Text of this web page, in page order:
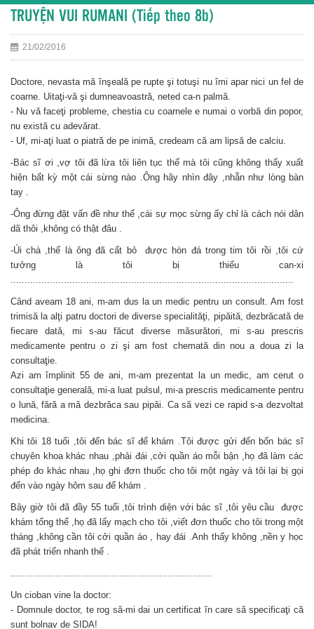
TRUYỆN VUI RUMANI (Tiếp theo 8b)
21/02/2016
Doctore, nevasta mă înşeală pe rupte şi totuşi nu îmi apar nici un fel de
coarne. Uitaţi-vă şi dumneavoastră, neted ca-n palmă.
- Nu vă faceţi probleme, chestia cu coarnele e numai o vorbă din popor,
nu există cu adevărat.
- Uf, mi-aţi luat o piatră de pe inimă, credeam că am lipsă de calciu.
-Bác sĩ ơi ,vợ tôi đã lừa tôi liên tục thế mà tôi cũng không thấy xuất
hiện bất kỳ một cái sừng nào .Ông hãy nhìn đây ,nhẵn như lòng bàn
tay .
-Ông đừng đặt vấn đề như thế ,cái sự mọc sừng ấy chỉ là cách nói dân
dã thôi ,không có thật đâu .
-Úi chà ,thế là ông đã cất bỏ được hòn đá trong tim tôi rồi ,tôi cứ
tưởng là tôi bị thiếu can-xi
.....................................................................................................
Când aveam 18 ani, m-am dus la un medic pentru un consult. Am fost
trimisă la alţi patru doctori de diverse specialităţi, pipăită, dezbrăcată de
fiecare dată, mi s-au făcut diverse măsurători, mi s-au prescris
medicamente pentru o zi şi am fost chemată din nou a doua zi la
consultaţie.
Azi am împlinit 55 de ani, m-am prezentat la un medic, am cerut o
consultaţie generală, mi-a luat pulsul, mi-a prescris medicamente pentru
o lună, fără a mă dezbrăca sau pipăi. Ca să vezi ce rapid s-a dezvoltat
medicina.
Khi tôi 18 tuổi ,tôi đến bác sĩ để khám .Tôi được gửi đến bốn bác sĩ
chuyên khoa khác nhau ,phải đái ,cởi quần áo mỗi bận ,họ đã làm các
phép đo khác nhau ,họ ghi đơn thuốc cho tôi một ngày và tôi lại bị gọi
đến vào ngày hôm sau để khám .
Bây giờ tôi đã đầy 55 tuổi ,tôi trình diện với bác sĩ ,tôi yêu cầu được
khám tổng thể ,họ đã lấy mạch cho tôi ,viết đơn thuốc cho tôi trong một
tháng ,không cần tôi cởi quần áo , hay đái .Anh thấy không ,nền y học
đã phát triển nhanh thế .
........................................................................
Un cioban vine la doctor:
- Domnule doctor, te rog să-mi dai un certificat în care să specificaţi că
sunt bolnav de SIDA!